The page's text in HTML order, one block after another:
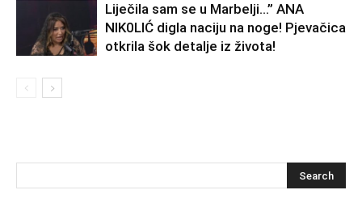
Liječila sam se u Marbelji…” ANA
NlK0LlĆ digla naciju na noge! Pjevačica
otkrila šok detalje iz života!